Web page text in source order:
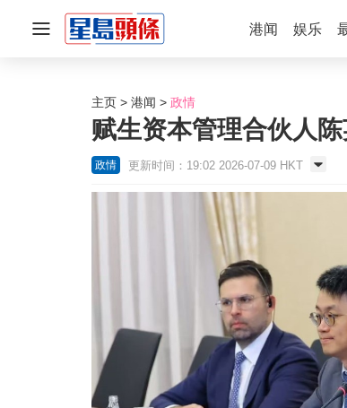
港闻 娱乐
主页 港闻 政情
赋生资本管理合伙人
政情 更新时间：19:02 2026-07-09 HKT